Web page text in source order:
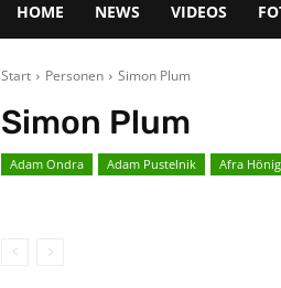
HOME NEWS VIDEOS
Start Personen Simon Plum
Simon Plum
Adam Ondra Adam Pustelnik Afra Hönig